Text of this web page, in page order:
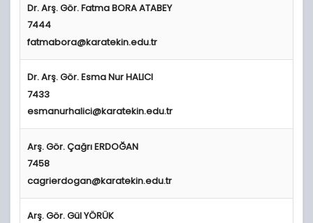
Dr. Arş. Gör. Fatma BORA ATABEY
7444
fatmabora@karatekin.edu.tr
Dr. Arş. Gör.Esma Nur HALICI
7433
esmanurhalici@karatekin.edu.tr
Arş. Gör. Çağrı ERDOĞAN
7458
cagrierdogan@karatekin.edu.tr
Arş. Gör. Gül YÖRÜK